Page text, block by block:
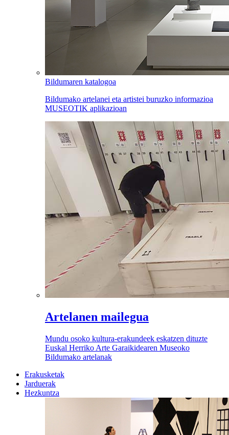
Bildumaren katalogoa
Bildumako artelanei eta artistei buruzko informazioa
MUSEOTIK aplikazioan
Artelanen mailegua
Mundu osoko kultura-erakundeek eskatzen dituzte
Euskal Herriko Arte Garaikidearen Museoko
Bildumako artelanak
Erakusketak
Jarduerak
Hezkuntza